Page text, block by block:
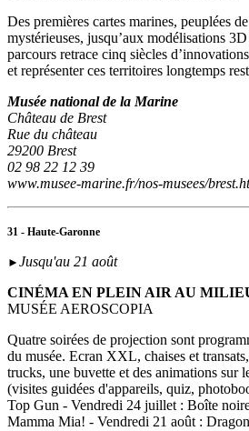
Des premières cartes marines, peuplées
mystérieuses, jusqu’aux modélisations
parcours retrace cinq siècles
et représenter ces territoires longtemps
Musée national de la Marine
Château de Brest
Rue du château
29200 Brest
02 98 22 12 39
www.musee-marine.fr/nos-musees/
31 - Haute-Garonne
► Jusqu'au 21 août
CINÉMA EN PLEIN AIR AU
MUSÉE AEROSCOPIA
Quatre soirées de projection sont
du musée. Ecran XXL, chaises et
trucks, une buvette et des animations sur
(visites guidées d'appareils, quiz,
Top Gun - Vendredi 24 juillet : Boîte
Mamma Mia! - Vendredi 21 août :